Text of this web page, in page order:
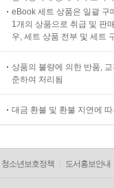
eBook 세트 상품은 일괄 구
1개의 상품으로 취급 및 판
우, 세트 상품 전부 및 세트
상품의 불량에 의한 반품,
준하여 처리됨
대금 환불 및 환불 지연에
청소년보호정책 도서홍보안내